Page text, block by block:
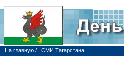
На главную / | СМИ Татарстана